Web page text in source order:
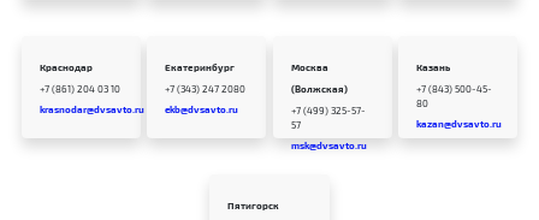
Краснодар
+7 (861) 204 03 10
krasnodar@dvsavto.ru
Екатеринбург
+7 (343) 247 2080
ekb@dvsavto.ru
Москва
(Волжская)
+7 (499) 325-57-
57
msk@dvsavto.ru
Казань
+7 (843) 500-45-
80
kazan@dvsavto.ru
Пятигорск